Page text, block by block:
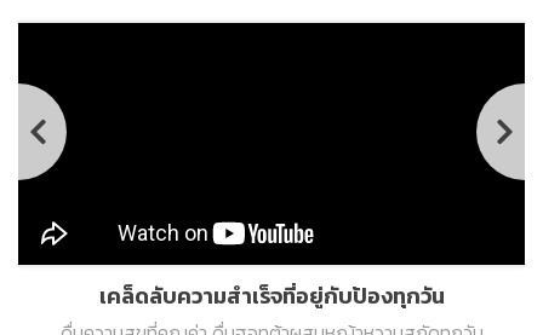
เคล็ดลับความสำเร็จที่อยู่กับป้องทุกวัน